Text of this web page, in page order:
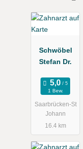
Schwöbel
Stefan Dr.
1 Bew.
Saarbrücken-St
Johann
16.4 km